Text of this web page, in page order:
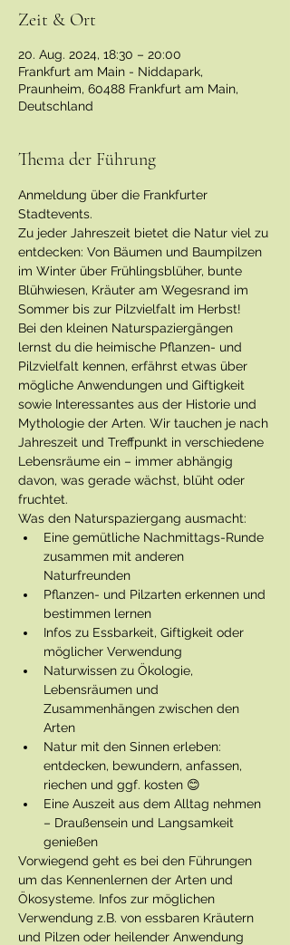
Zeit & Ort
20. Aug. 2024, 18:30 – 20:00
Frankfurt am Main - Niddapark,
Praunheim, 60488 Frankfurt am Main,
Deutschland
Thema der Führung
Anmeldung über die Frankfurter
Stadtevents.
Zu jeder Jahreszeit bietet die Natur viel zu
entdecken: Von Bäumen und Baumpilzen
im Winter über Frühlingsblüher, bunte
Blühwiesen, Kräuter am Wegesrand im
Sommer bis zur Pilzvielfalt im Herbst!
Bei den kleinen Naturspaziergängen
lernst du die heimische Pflanzen- und
Pilzvielfalt kennen, erfährst etwas über
mögliche Anwendungen und Giftigkeit
sowie Interessantes aus der Historie und
Mythologie der Arten. Wir tauchen je nach
Jahreszeit und Treffpunkt in verschiedene
Lebensräume ein – immer abhängig
davon, was gerade wächst, blüht oder
fruchtet.
Was den Naturspaziergang ausmacht:
Eine gemütliche Nachmittags-Runde
zusammen mit anderen
Naturfreunden
Pflanzen- und Pilzarten erkennen und
bestimmen lernen
Infos zu Essbarkeit, Giftigkeit oder
möglicher Verwendung
Naturwissen zu Ökologie,
Lebensräumen und
Zusammenhängen zwischen den
Arten
Natur mit den Sinnen erleben:
entdecken, bewundern, anfassen,
riechen und ggf. kosten 😊
Eine Auszeit aus dem Alltag nehmen
– Draußensein und Langsamkeit
genießen
Vorwiegend geht es bei den Führungen
um das Kennenlernen der Arten und
Ökosysteme. Infos zur möglichen
Verwendung z.B. von essbaren Kräutern
und Pilzen oder heilender Anwendung